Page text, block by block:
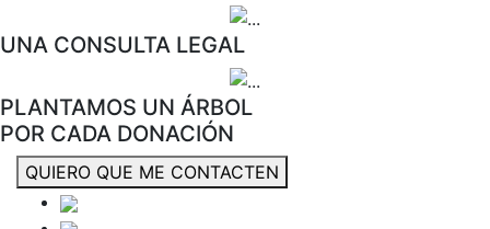
UNA CONSULTA LEGAL
PLANTAMOS UN ÁRBOL
POR CADA DONACIÓN
QUIERO QUE ME CONTACTEN